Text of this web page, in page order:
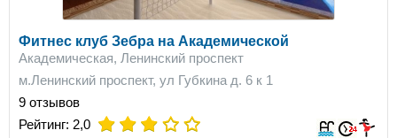
Фитнес клуб Зебра на Академической
Академическая, Ленинский проспект
м.Ленинский проспект, ул Губкина д. 6 к 1
9 отзывов
Рейтинг: 2,0 on